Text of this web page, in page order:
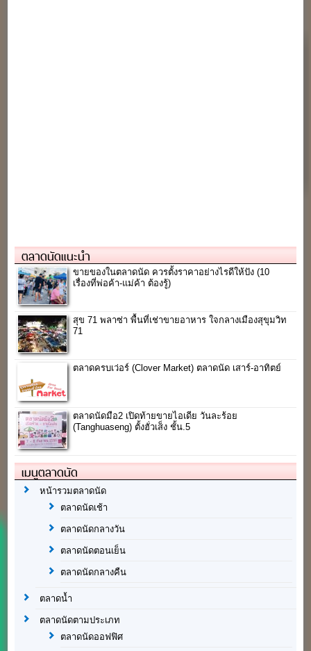
ตลาดนัดแนะนำ
ขายของในตลาดนัด ควรตั้งราคาอย่างไรดีให้ปัง (10
เรื่องที่พ่อค้า-แม่ค้า ต้องรู้)
สุข 71 พลาซ่า พื้นที่เช่าขายอาหาร ใจกลางเมืองสุขุมวิท
71
ตลาดครบเว่อร์ (Clover Market) ตลาดนัด เสาร์-อาทิตย์
ตลาดนัดมือ2 เปิดท้ายขายไอเดีย วันละร้อย
(Tanghuaseng) ตั้งฮั่วเส็ง ชั้น.5
เมนูตลาดนัด
หน้ารวมตลาดนัด
ตลาดนัดเช้า
ตลาดนัดกลางวัน
ตลาดนัดตอนเย็น
ตลาดนัดกลางคืน
ตลาดน้ำ
ตลาดนัดตามประเภท
ตลาดนัดออฟฟิศ